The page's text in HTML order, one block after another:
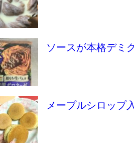
ソースが本格デミ
メープルシロップ